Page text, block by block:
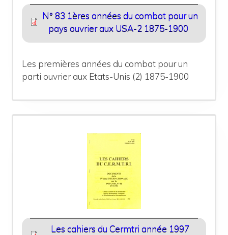
N° 83 1ères années du combat pour un
pays ouvrier aux USA-2 1875-1900
Les premières années du combat pour un
parti ouvrier aux Etats-Unis (2) 1875-1900
Les cahiers du Cermtri année 1997